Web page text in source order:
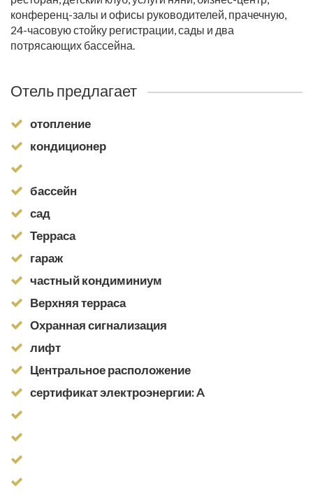
конференц-залы и офисы руководителей, прачечную,
24-часовую стойку регистрации, сады и два
потрясающих бассейна.
Отель предлагает
отопление
кондиционер
бассейн
сад
Терраса
гараж
частный кондиминиум
Верхняя терраса
Охранная сигнализация
лифт
Центральное расположение
сертификат электроэнергии: A